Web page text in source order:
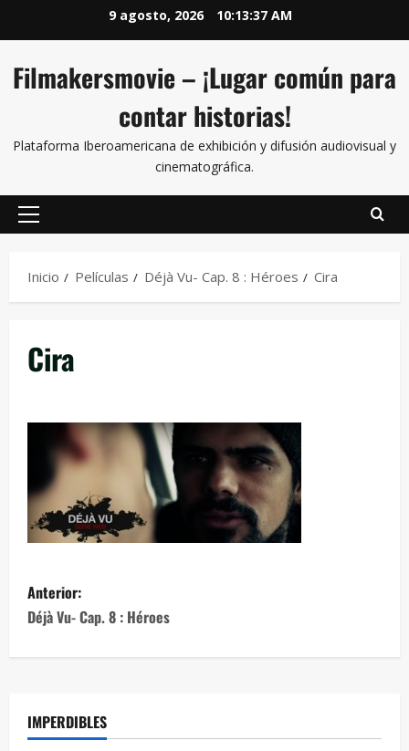
9 agosto, 2026 10:13:38 AM
Filmakersmovie – ¡Lugar común para
contar historias!
Plataforma Iberoamericana de exhibición y difusión audiovisual y
cinematográfica.
Inicio Películas Déjà Vu- Cap. 8 : Héroes Cira
Cira
Anterior:
Déjà Vu- Cap. 8 : Héroes
IMPERDIBLES